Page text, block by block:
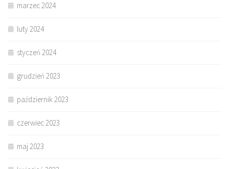
marzec 2024
luty 2024
styczeń 2024
grudzień 2023
październik 2023
czerwiec 2023
maj 2023